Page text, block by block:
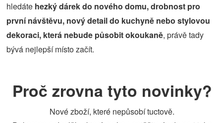
hledáte hezký dárek do nového domu, drobnost pro
první návštěvu, nový detail do kuchyně nebo stylovou
dekoraci, která nebude působit okoukaně, právě tady
bývá nejlepší místo začít.
Proč zrovna tyto novinky?
Nové zboží, které nepůsobí tuctově.